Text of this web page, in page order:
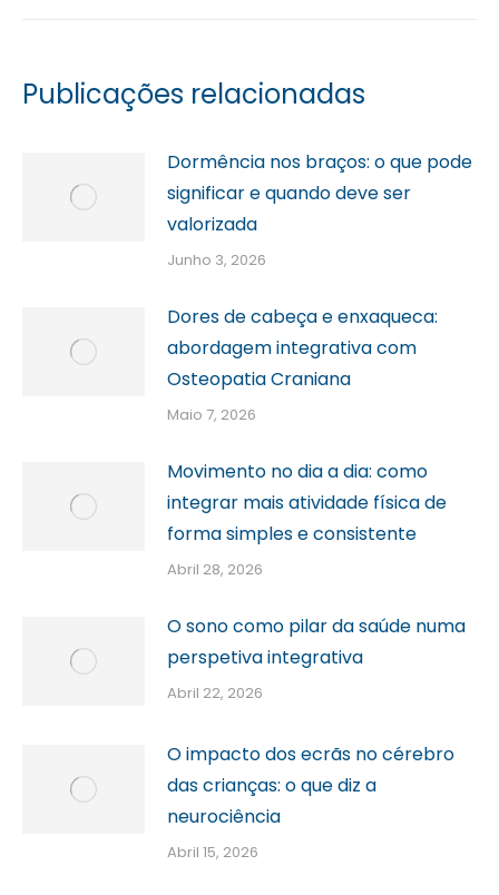
Publicações relacionadas
Dormência nos braços: o que pode
significar e quando deve ser
valorizada
Junho 3, 2026
Dores de cabeça e enxaqueca:
abordagem integrativa com
Osteopatia Craniana
Maio 7, 2026
Movimento no dia a dia: como
integrar mais atividade física de
forma simples e consistente
Abril 28, 2026
O sono como pilar da saúde numa
perspetiva integrativa
Abril 22, 2026
O impacto dos ecrãs no cérebro
das crianças: o que diz a
neurociência
Abril 15, 2026